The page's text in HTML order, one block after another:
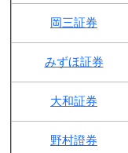
岡三証券
みずほ証券
大和証券
野村證券